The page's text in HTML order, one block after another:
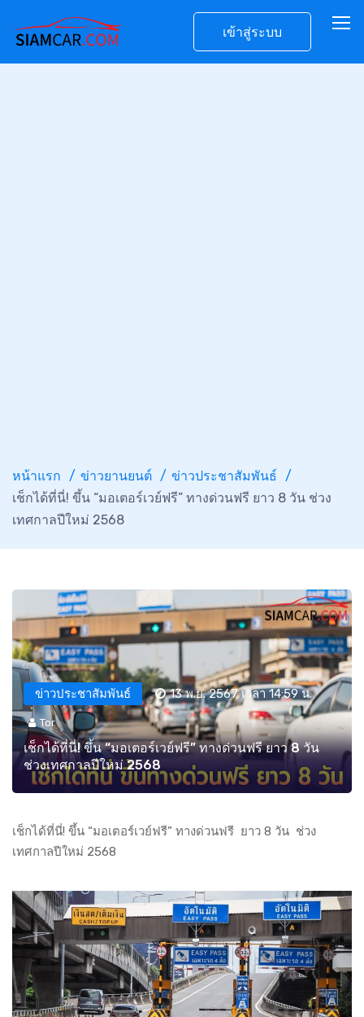
เข้าสู่ระบบ
หน้าแรก ข่าวยานยนต์
ข่าวประชาสัมพันธ์
เช็กได้ที่นี่! ขึ้น “มอเตอร์เวย์ฟรี” ทางด่วนฟรี ยาว 8 วัน ช่วง
เทศกาลปีใหม่ 2568
ข่าวประชาสัมพันธ์ 13 พ.ย. 2567 เวลา 14:59 น.
Tor
เช็กได้ที่นี่! ขึ้น “มอเตอร์เวย์ฟรี” ทางด่วนฟรี ยาว 8 วัน
ช่วงเทศกาลปีใหม่ 2568
เช็กได้ที่นี่! ขึ้น “มอเตอร์เวย์ฟรี” ทางด่วนฟรี ยาว 8 วัน ช่วง
เทศกาลปีใหม่ 2568